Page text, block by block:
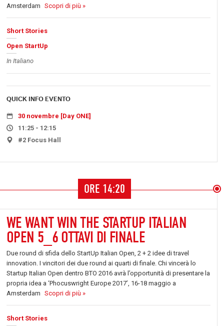
Amsterdam Scopri di più »
Short Stories
Open StartUp
In Italiano
QUICK INFO EVENTO
30 novembre [Day ONE]
11:25 - 12:15
#2 Focus Hall
ORE 14:20
WE WANT WIN THE STARTUP ITALIAN
OPEN 5_6 OTTAVI DI FINALE
Due round di sfida dello StartUp Italian Open, 2 + 2 idee di travel
innovation. I vincitori dei due round ai quarti di finale. Chi vincerà lo
Startup Italian Open dentro BTO 2016 avrà l’opportunità di presentare la
propria idea a ‘Phocuswright Europe 2017’, 16-18 maggio a
Amsterdam Scopri di più »
Short Stories